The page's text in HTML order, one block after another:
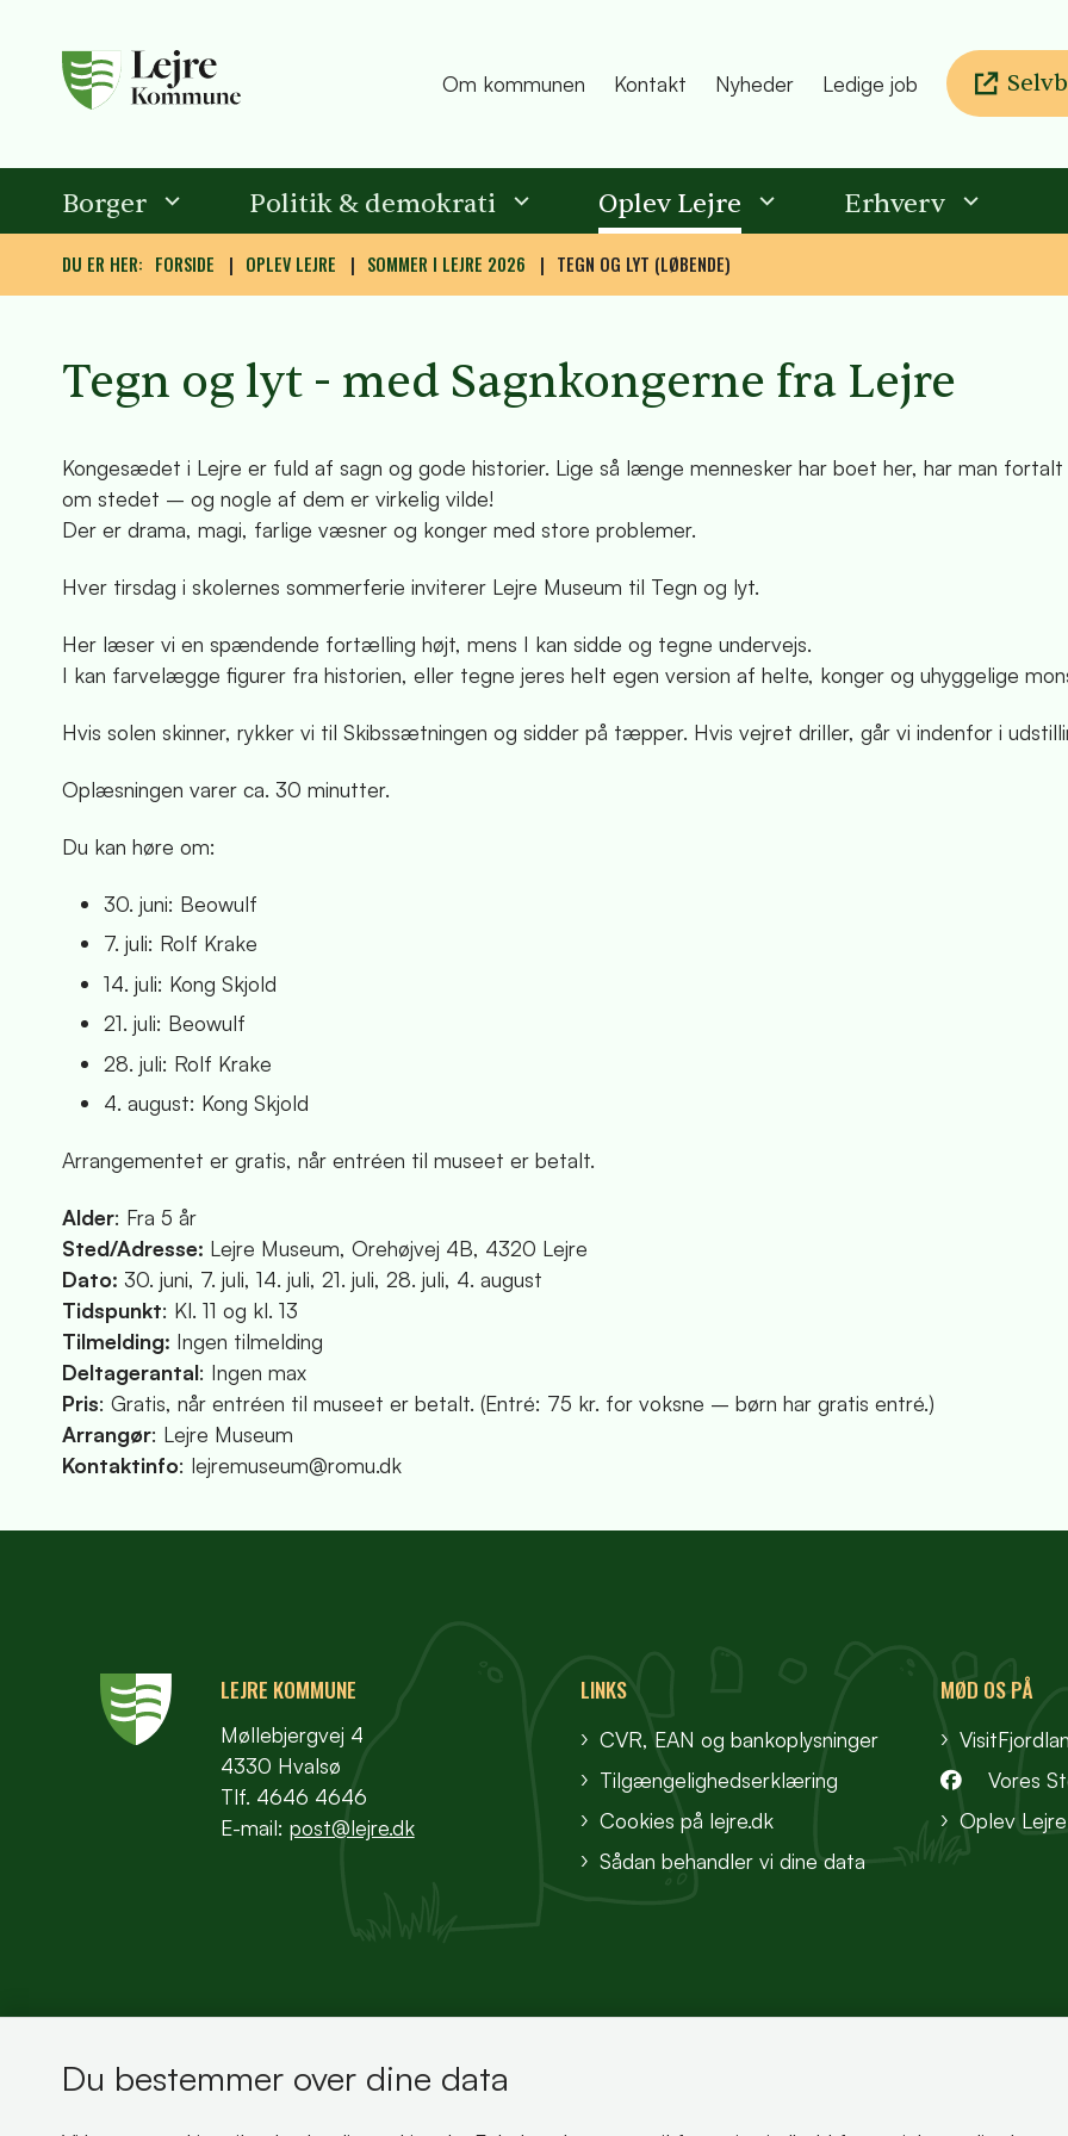
Om kommunen Kontakt Nyheder Ledige job
Borger Politik & demokrati Oplev Lejre Erhverv
DU ER HER: FORSIDE OPLEV LEJRE SOMMER I LEJRE 2026 TEGN OG LYT (LØBENDE)
Tegn og lyt - med Sagnkongerne fra Lejre
Kongesædet i Lejre er fuld af sagn og gode historier. Lige så længe mennesker har boet her, har man fortalt
om stedet – og nogle af dem er virkelig vilde!
Der er drama, magi, farlige væsner og konger med store problemer.
Hver tirsdag i skolernes sommerferie inviterer Lejre Museum til Tegn og lyt.
Her læser vi en spændende fortælling højt, mens I kan sidde og tegne undervejs.
I kan farvelægge figurer fra historien, eller tegne jeres helt egen version af helte, konger og uhyggelige
Hvis solen skinner, rykker vi til Skibssætningen og sidder på tæpper. Hvis vejret driller, går vi indenfor i
Oplæsningen varer ca. 30 minutter.
Du kan høre om:
30. juni: Beowulf
7. juli: Rolf Krake
14. juli: Kong Skjold
21. juli: Beowulf
28. juli: Rolf Krake
4. august: Kong Skjold
Arrangementet er gratis, når entréen til museet er betalt.
Alder: Fra 5 år
Sted/Adresse: Lejre Museum, Orehøjvej 4B, 4320 Lejre
Dato: 30. juni, 7. juli, 14. juli, 21. juli, 28. juli, 4. august
Tidspunkt: Kl. 11 og kl. 13
Tilmelding: Ingen tilmelding
Deltagerantal: Ingen max
Pris: Gratis, når entréen til museet er betalt. (Entré: 75 kr. for voksne – børn har gratis entré.)
Arrangør: Lejre Museum
Kontaktinfo: lejremuseum@romu.dk
LEJRE KOMMUNE
Møllebjergvej 4
4330 Hvalsø
Tlf. 4646 4646
E-mail: post@lejre.dk
LINKS
CVR, EAN og bankoplysninger
Tilgængelighedserklæring
Cookies på lejre.dk
Sådan behandler vi dine data
MØD OS PÅ
Vores
Oplev Lejre
Bemærk!
Du bestemmer over dine data